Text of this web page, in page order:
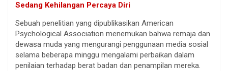
Sedang Kehilangan Percaya Diri
Sebuah penelitian yang dipublikasikan American
Psychological Association menemukan bahwa remaja dan
dewasa muda yang mengurangi penggunaan media sosial
selama beberapa minggu mengalami perbaikan dalam
penilaian terhadap berat badan dan penampilan mereka.